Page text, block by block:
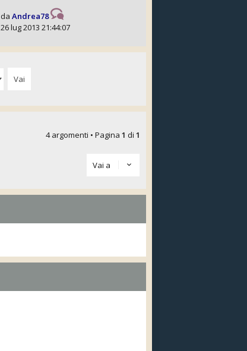
da Andrea78
26 lug 2013 21:44:07
4 argomenti • Pagina 1 di 1
Vai a